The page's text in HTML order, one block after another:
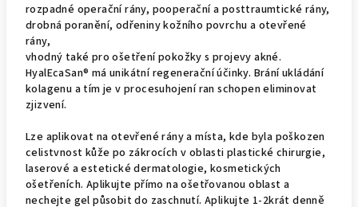
rozpadné operační rány, pooperační a posttraumtické rány,
drobná poranění, odřeniny kožního povrchu a otevřené
rány,
vhodný také pro ošetření pokožky s projevy akné.
HyalEcaSan® má unikátní regenerační účinky. Brání ukládání
kolagenu a tím je v procesuhojení ran schopen eliminovat
zjizvení.
Lze aplikovat na otevřené rány a místa, kde byla poškozen
celistvnost kůže po zákrocích v oblasti plastické chirurgie,
laserové a estetické dermatologie, kosmetických
ošetřeních. Aplikujte přímo na ošetřovanou oblast a
nechejte gel působit do zaschnutí. Aplikujte 1-2krát denně